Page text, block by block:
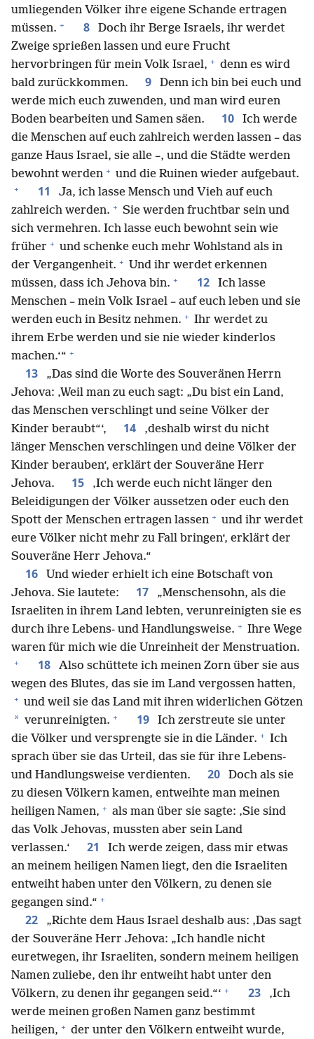
umliegenden Völker ihre eigene Schande ertragen
müssen. + 8
Doch ihr Berge Israels, ihr werdet
Zweige sprießen lassen und eure Frucht
hervorbringen für mein Volk Israel, + denn es wird
bald zurückkommen.
9
Denn ich bin bei euch und
werde mich euch zuwenden, und man wird euren
Boden bearbeiten und Samen säen.
10
Ich werde
die Menschen auf euch zahlreich werden lassen – das
ganze Haus Israel, sie alle –, und die Städte werden
bewohnt werden + und die Ruinen wieder aufgebaut.
+ 11
Ja, ich lasse Mensch und Vieh auf euch
zahlreich werden. + Sie werden fruchtbar sein und
sich vermehren. Ich lasse euch bewohnt sein wie
früher + und schenke euch mehr Wohlstand als in
der Vergangenheit. + Und ihr werdet erkennen
müssen, dass ich Jehova bin. + 12
Ich lasse
Menschen – mein Volk Israel – auf euch leben und sie
werden euch in Besitz nehmen. + Ihr werdet zu
ihrem Erbe werden und sie nie wieder kinderlos
machen.‘“ +
13
„Das sind die Worte des Souveränen Herrn
Jehova: ‚Weil man zu euch sagt: „Du bist ein Land,
das Menschen verschlingt und seine Völker der
Kinder beraubt“‘,
14
‚deshalb wirst du nicht
länger Menschen verschlingen und deine Völker der
Kinder berauben‘, erklärt der Souveräne Herr
Jehova.
15
‚Ich werde euch nicht länger den
Beleidigungen der Völker aussetzen oder euch den
Spott der Menschen ertragen lassen + und ihr werdet
eure Völker nicht mehr zu Fall bringen‘, erklärt der
Souveräne Herr Jehova.“
16
Und wieder erhielt ich eine Botschaft von
Jehova. Sie lautete:
17
„Menschensohn, als die
Israeliten in ihrem Land lebten, verunreinigten sie es
durch ihre Lebens- und Handlungsweise. + Ihre Wege
waren für mich wie die Unreinheit der Menstruation.
+ 18
Also schüttete ich meinen Zorn über sie aus
wegen des Blutes, das sie im Land vergossen hatten,
+ und weil sie das Land mit ihren widerlichen Götzen
* verunreinigten. + 19
Ich zerstreute sie unter
die Völker und versprengte sie in die Länder. + Ich
sprach über sie das Urteil, das sie für ihre Lebens-
und Handlungsweise verdienten.
20
Doch als sie
zu diesen Völkern kamen, entweihte man meinen
heiligen Namen, + als man über sie sagte: ‚Sie sind
das Volk Jehovas, mussten aber sein Land
verlassen.‘
21
Ich werde zeigen, dass mir etwas
an meinem heiligen Namen liegt, den die Israeliten
entweiht haben unter den Völkern, zu denen sie
gegangen sind.“ +
22
„Richte dem Haus Israel deshalb aus: ‚Das sagt
der Souveräne Herr Jehova: „Ich handle nicht
euretwegen, ihr Israeliten, sondern meinem heiligen
Namen zuliebe, den ihr entweiht habt unter den
Völkern, zu denen ihr gegangen seid.“‘ + 23
‚Ich
werde meinen großen Namen ganz bestimmt
heiligen, + der unter den Völkern entweiht wurde,